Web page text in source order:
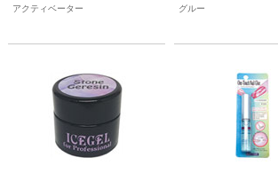
アクティベーター グルー